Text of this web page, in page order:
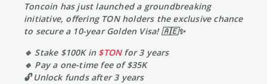
Toncoin has just launched a groundbreaking
initiative, offering TON holders the exclusive chance
to secure a 10-year Golden Visa! 🇦🇪✨
🔹 Stake $100K in $TONfor 3 years
🔹 Pay a one-time fee of $35K
🔓 Unlock funds after 3 years